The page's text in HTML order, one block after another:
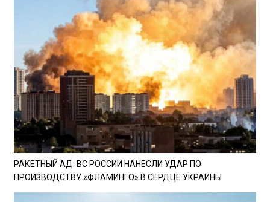
РАКЕТНЫЙ АД: ВС РОССИИ НАНЕСЛИ УДАР ПО
ПРОИЗВОДСТВУ «ФЛАМИНГО» В СЕРДЦЕ УКРАИНЫ